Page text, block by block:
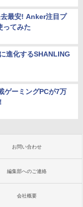
最安! Anker注目プ
ってみた
進化するSHANLING
ゲーミングPCが7万
お問い合わせ
編集部へのご連絡
会社概要